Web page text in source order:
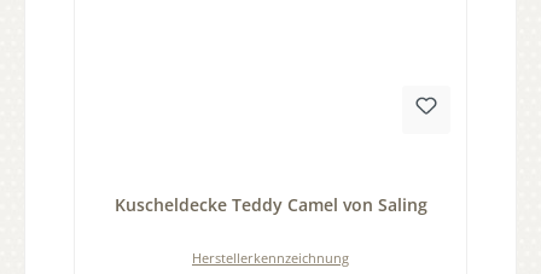
Kuscheldecke Teddy Camel von Saling
Herstellerkennzeichnung